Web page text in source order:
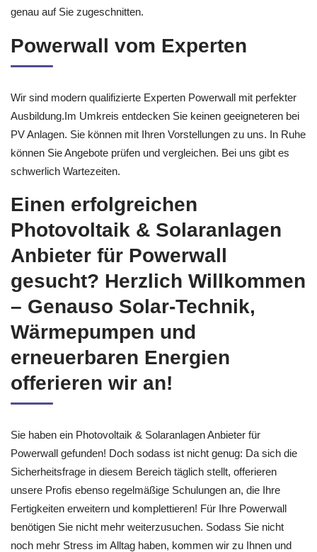
genau auf Sie zugeschnitten.
Powerwall vom Experten
Wir sind modern qualifizierte Experten Powerwall mit perfekter
Ausbildung.Im Umkreis entdecken Sie keinen geeigneteren bei
PV Anlagen. Sie können mit Ihren Vorstellungen zu uns. In Ruhe
können Sie Angebote prüfen und vergleichen. Bei uns gibt es
schwerlich Wartezeiten.
Einen erfolgreichen
Photovoltaik & Solaranlagen
Anbieter für Powerwall
gesucht? Herzlich Willkommen
– Genauso Solar-Technik,
Wärmepumpen und
erneuerbaren Energien
offerieren wir an!
Sie haben ein Photovoltaik & Solaranlagen Anbieter für
Powerwall gefunden! Doch sodass ist nicht genug: Da sich die
Sicherheitsfrage in diesem Bereich täglich stellt, offerieren
unsere Profis ebenso regelmäßige Schulungen an, die Ihre
Fertigkeiten erweitern und komplettieren! Für Ihre Powerwall
benötigen Sie nicht mehr weiterzusuchen. Sodass Sie nicht
noch mehr Stress im Alltag haben, kommen wir zu Ihnen und